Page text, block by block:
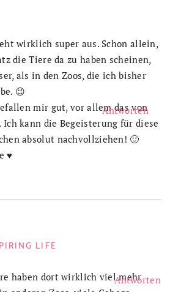
wirklich super aus. Schon allein,
die Tiere da zu haben scheinen,
als in den Zoos, die ich bisher
😉
mir gut, vor allem das von
Ich kann die Begeisterung für diese
absolut nachvollziehen! 🙂
♥
LIFE
Antworten
haben dort wirklich viel mehr
Antworten